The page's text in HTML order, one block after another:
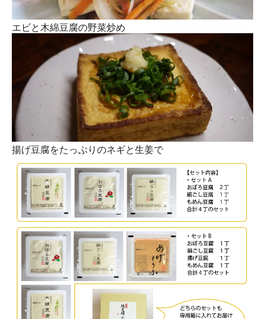
エビと木綿豆腐の野菜炒め
揚げ豆腐をたっぷりのネギと生姜で